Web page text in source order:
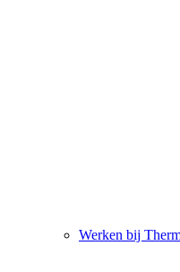
Werken bij